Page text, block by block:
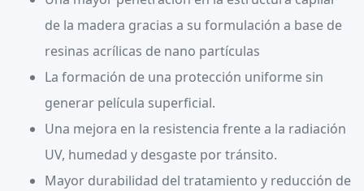
de la madera gracias a su formulación a base de
resinas acrílicas de nano partículas
La formación de una protección uniforme sin
generar película superficial.
Una mejora en la resistencia frente a la radiación
UV, humedad y desgaste por tránsito.
Mayor durabilidad del tratamiento y reducción de